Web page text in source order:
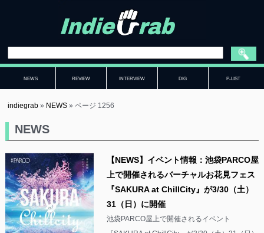
NEWS REVIEW INTERVIEW DIG P-LIST
indiegrab » NEWS »ページ 1256
NEWS
【NEWS】イベント情報：池袋PARCO屋
上で開催されるバーチャルお花見フェス
『SAKURA at ChillCity』が3/30（土）
31（日）に開催
池袋PARCO屋上で開催されるイベント